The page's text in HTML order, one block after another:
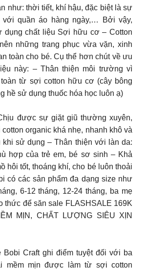
như: thời tiết, khí hậu, đặc biệt là sự
với quần áo hàng ngày,… Bởi vậy,
dụng chất liệu Sợi hữu cơ – Cotton
những trang phục vừa vặn, xinh
toàn cho bé. Cụ thể hơn chút về ưu
này: – Thân thiện môi trường vì
từ sợi cotton hữu cơ (cây bông
hề sử dụng thuốc hóa học luôn ạ)
được sự giặt giũ thường xuyên,
organic khá nhẹ, nhanh khô và
khi sử dụng – Thân thiện với làn da:
hợp của trẻ em, bé sơ sinh – Khả
hôi tốt, thoáng khí, cho bé luôn thoải
có các sản phẩm đa dạng size như
6-12 tháng, 12-24 tháng, ba mẹ
thức để săn sale FLASHSALE 169K
MỊN, CHẤT LƯỢNG SIÊU XỊN
Bobi Craft ghi điểm tuyệt đối với ba
mềm mịn được làm từ sợi cotton